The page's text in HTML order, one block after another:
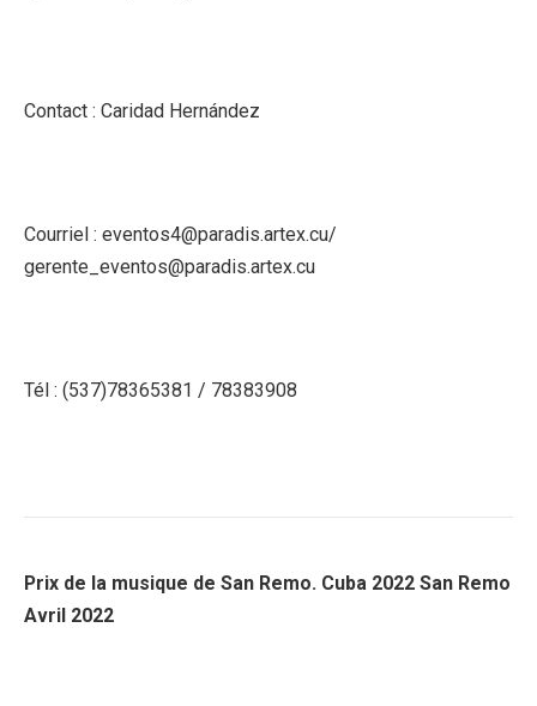
Contact : Caridad Hernández
Courriel : eventos4@paradis.artex.cu/
gerente_eventos@paradis.artex.cu
Tél : (537)78365381 / 78383908
Prix ​​​​de la musique de San Remo. Cuba 2022 San Remo
Avril 2022